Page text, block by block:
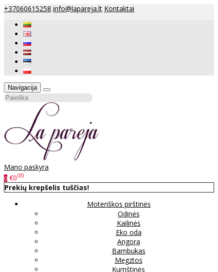
+37060615258 info@lapareja.lt Kontaktai
Navigacija
Mano paskyra
0 €000
Prekių krepšelis tuščias!
Moteriškos pirštinės
Odinės
Kailinės
Eko oda
Angora
Bambukas
Megztos
Kumštinės